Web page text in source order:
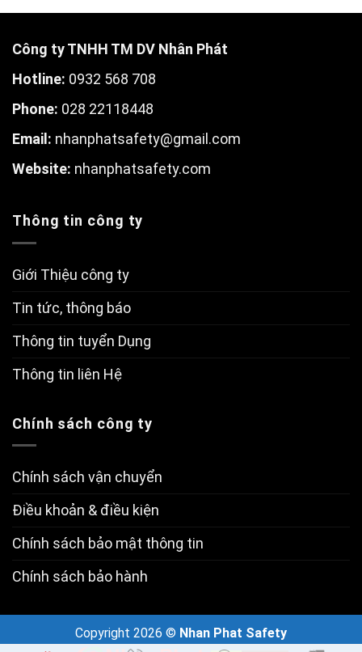
Công ty TNHH TM DV Nhân Phát
Hotline: 0932 568 708
Phone: 028 22118448
Email: nhanphatsafety@gmail.com
Website: nhanphatsafety.com
Thông tin công ty
Giới Thiệu công ty
Tin tức, thông báo
Thông tin tuyển Dụng
Thông tin liên Hệ
Chính sách công ty
Chính sách vận chuyển
Điều khoản & điều kiện
Chính sách bảo mật thông tin
Chính sách bảo hành
Copyright 2026 © Nhan Phat Safety